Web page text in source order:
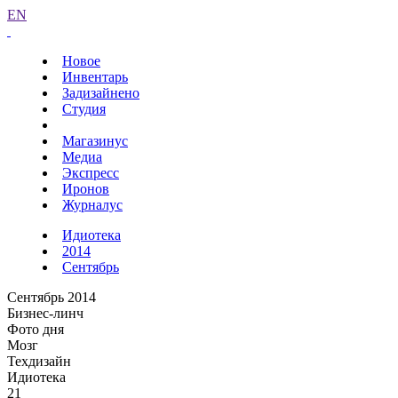
EN
Новое
Инвентарь
Задизайнено
Студия
Магазинус
Медиа
Экспресс
Иронов
Журналус
Идиотека
2014
Сентябрь
Сентябрь 2014
Бизнес-линч
Фото дня
Мозг
Техдизайн
Идиотека
21